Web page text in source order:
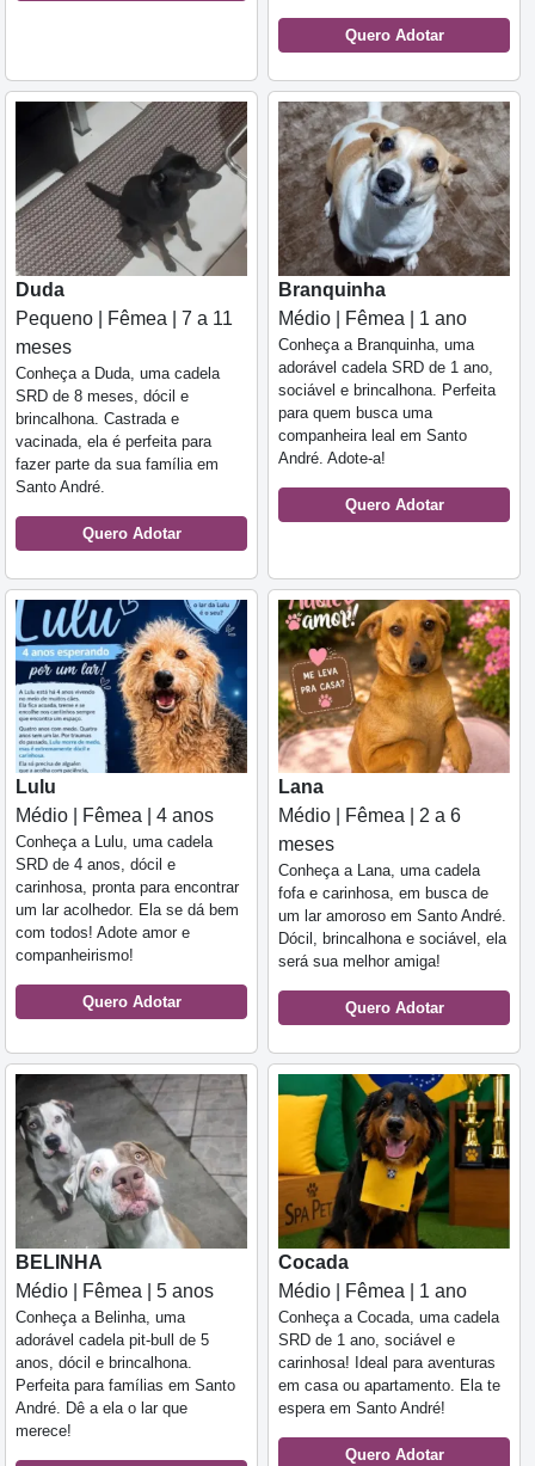
Quero Adotar
Duda
Pequeno | Fêmea | 7 a 11
meses
Conheça a Duda, uma cadela
SRD de 8 meses, dócil e
brincalhona. Castrada e
vacinada, ela é perfeita para
fazer parte da sua família em
Santo André.
Quero Adotar
Branquinha
Médio | Fêmea | 1 ano
Conheça a Branquinha, uma
adorável cadela SRD de 1 ano,
sociável e brincalhona. Perfeita
para quem busca uma
companheira leal em Santo
André. Adote-a!
Quero Adotar
Lulu
Médio | Fêmea | 4 anos
Conheça a Lulu, uma cadela
SRD de 4 anos, dócil e
carinhosa, pronta para encontrar
um lar acolhedor. Ela se dá bem
com todos! Adote amor e
companheirismo!
Quero Adotar
Lana
Médio | Fêmea | 2 a 6
meses
Conheça a Lana, uma cadela
fofa e carinhosa, em busca de
um lar amoroso em Santo André.
Dócil, brincalhona e sociável, ela
será sua melhor amiga!
Quero Adotar
BELINHA
Médio | Fêmea | 5 anos
Conheça a Belinha, uma
adorável cadela pit-bull de 5
anos, dócil e brincalhona.
Perfeita para famílias em Santo
André. Dê a ela o lar que
merece!
Cocada
Médio | Fêmea | 1 ano
Conheça a Cocada, uma cadela
SRD de 1 ano, sociável e
carinhosa! Ideal para aventuras
em casa ou apartamento. Ela te
espera em Santo André!
Quero Adotar